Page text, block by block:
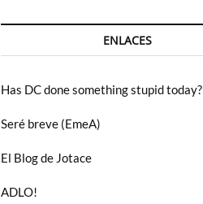
ENLACES
Has DC done something stupid today?
Seré breve (EmeA)
El Blog de Jotace
ADLO!